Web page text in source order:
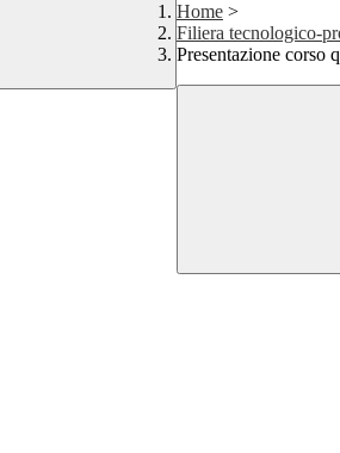
Home >
Filiera tecnologico-
Presentazione corso